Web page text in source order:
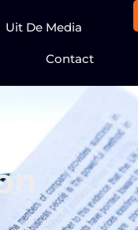
Uit De Media
Contact